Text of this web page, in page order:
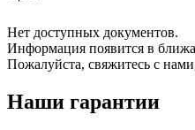
Нет доступных документов.
Информация появится в
Пожалуйста, свяжитесь с
Наши гарантии